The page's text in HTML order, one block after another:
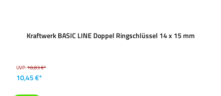
Kraftwerk BASIC LINE Doppel Ringschlüssel 14 x 15 mm
UVP:10,83 €*
10,45 €*